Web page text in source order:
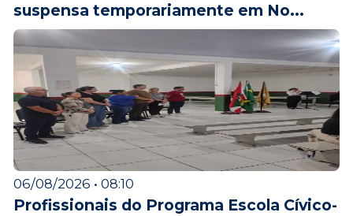
suspensa temporariamente em No...
06/08/2026 • 08:10
Profissionais do Programa Escola Cívico-